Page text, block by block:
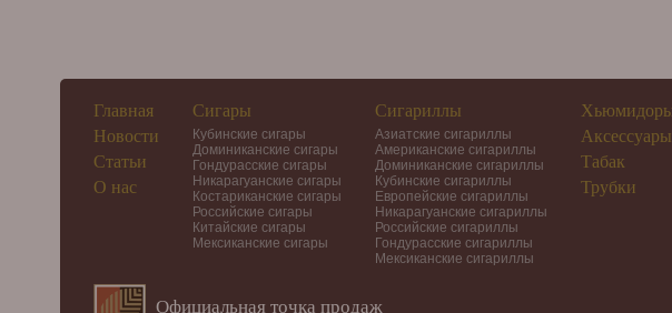
Главная
Новости
Статьи
О нас
Сигары
Кубинские сигары
Доминиканские сигары
Гондурасские сигары
Никарагуанские сигары
Костариканские сигары
Российские сигары
Китайские сигары
Мексиканские сигары
Сигариллы
Азиатские сигариллы
Американские сигариллы
Доминиканские сигариллы
Кубинские сигариллы
Европейские сигариллы
Никарагуанские сигариллы
Российские сигариллы
Гондурасские сигариллы
Мексиканские сигариллы
Аксессуары
Табак
Трубки
Официальная точка продаж